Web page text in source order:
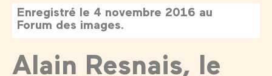
Enregistré le 4 novembre 2016 au
Forum des images.
Alain Resnais, le